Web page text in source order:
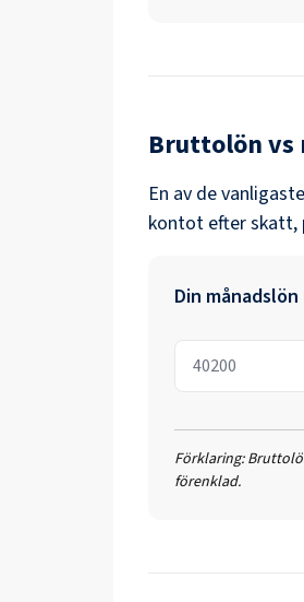
Bruttolön
En av de
kontot efter skatt,
Din
Förklaring:
förenklad.